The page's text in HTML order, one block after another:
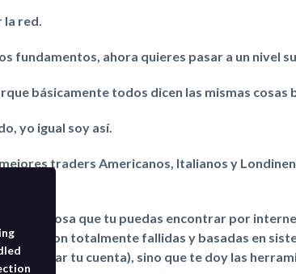
la red.
fundamentos, ahora quieres pasar a un nivel
básicamente todos dicen las mismas cosas
yo igual soy así.
traders Americanos, Italianos y
poderosa que tu puedas encontrar por
son totalmente fallidas y basadas en
quemar tu cuenta), sino que te doy las